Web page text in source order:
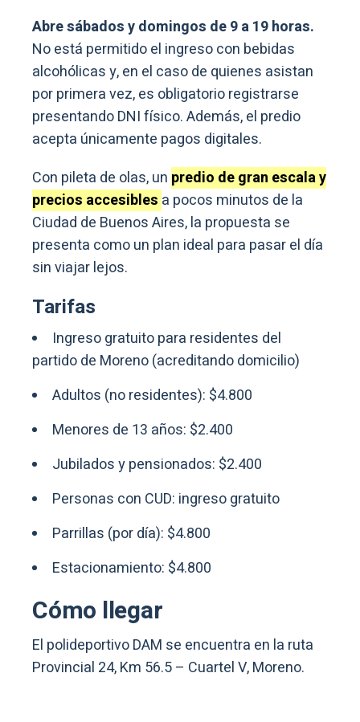
Abre sábados y domingos de 9 a 19 horas.
No está permitido el ingreso con bebidas
alcohólicas y, en el caso de quienes asistan
por primera vez, es obligatorio registrarse
presentando DNI físico. Además, el predio
acepta únicamente pagos digitales.
Con pileta de olas, un predio de gran escala y
precios accesibles a pocos minutos de la
Ciudad de Buenos Aires, la propuesta se
presenta como un plan ideal para pasar el día
sin viajar lejos.
Tarifas
Ingreso gratuito para residentes del
partido de Moreno (acreditando domicilio)
Adultos (no residentes): $4.800
Menores de 13 años: $2.400
Jubilados y pensionados: $2.400
Personas con CUD: ingreso gratuito
Parrillas (por día): $4.800
Estacionamiento: $4.800
Cómo llegar
El polideportivo DAM se encuentra en la ruta
Provincial 24, Km 56.5 – Cuartel V, Moreno.